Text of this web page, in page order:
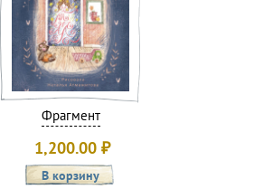
Фрагмент
1,200.00 ₽